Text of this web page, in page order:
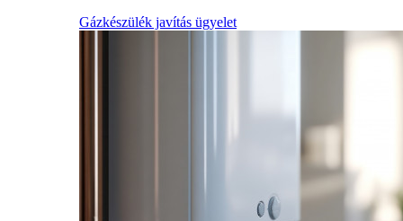
Gázkészülék javítás ügyelet